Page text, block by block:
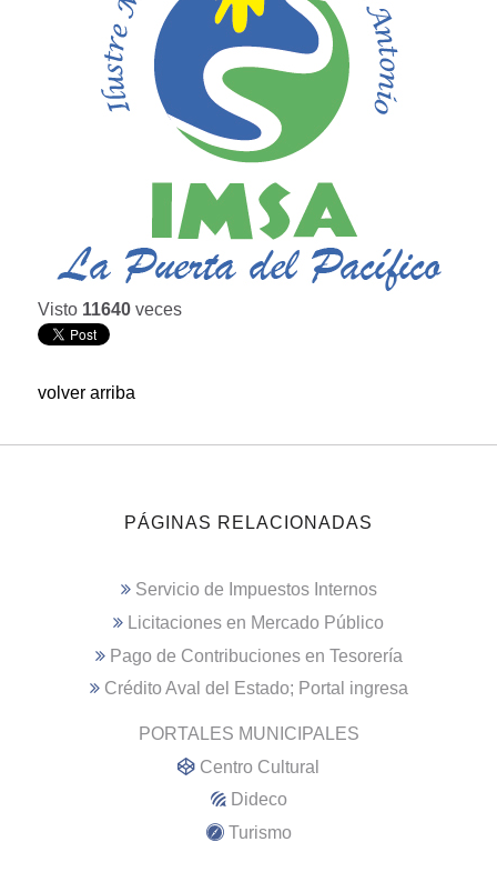
Visto 11640 veces
volver arriba
PÁGINAS RELACIONADAS
Servicio de Impuestos Internos
Licitaciones en Mercado Público
Pago de Contribuciones en Tesorería
Crédito Aval del Estado; Portal ingresa
PORTALES MUNICIPALES
Centro Cultural
Dideco
Turismo